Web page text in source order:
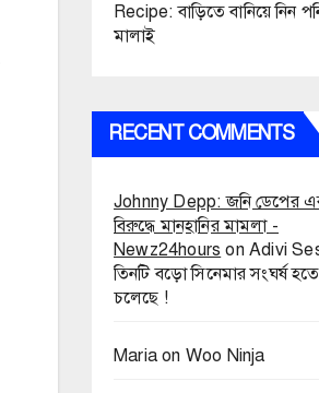
Recipe: বাড়িতে বানিয়ে নিন
মালাই
RECENT COMMENTS
Johnny Depp: জনি ডেপের
বিরুদ্ধে মানহানির মামলা -
Newz24hours onAdivi
তিনটি বড়ো সিনেমার সংঘর্ষ হতে
চলেছে !
Maria on Woo Ninja